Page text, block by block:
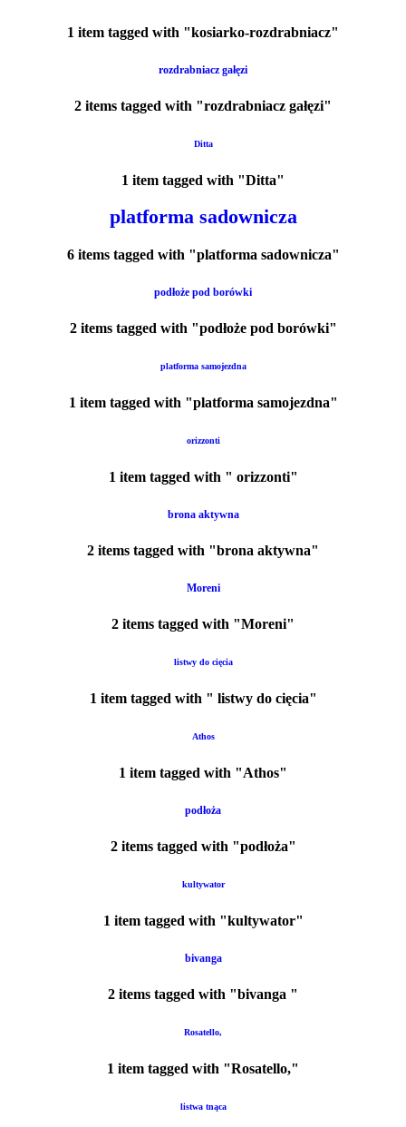
1 item tagged with "kosiarko-rozdrabniacz"
rozdrabniacz gałęzi
2 items tagged with "rozdrabniacz gałęzi"
Ditta
1 item tagged with "Ditta"
platforma sadownicza
6 items tagged with "platforma sadownicza"
podłoże pod borówki
2 items tagged with "podłoże pod borówki"
platforma samojezdna
1 item tagged with "platforma samojezdna"
orizzonti
1 item tagged with " orizzonti"
brona aktywna
2 items tagged with "brona aktywna"
Moreni
2 items tagged with "Moreni"
listwy do cięcia
1 item tagged with " listwy do cięcia"
Athos
1 item tagged with "Athos"
podłoża
2 items tagged with "podłoża"
kultywator
1 item tagged with "kultywator"
bivanga
2 items tagged with "bivanga "
Rosatello,
1 item tagged with "Rosatello,"
listwa tnąca